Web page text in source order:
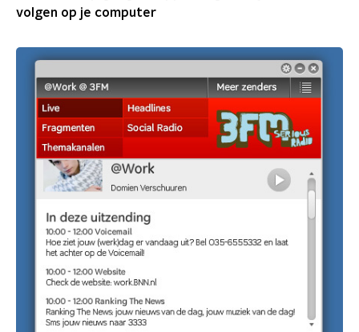
volgen op je computer